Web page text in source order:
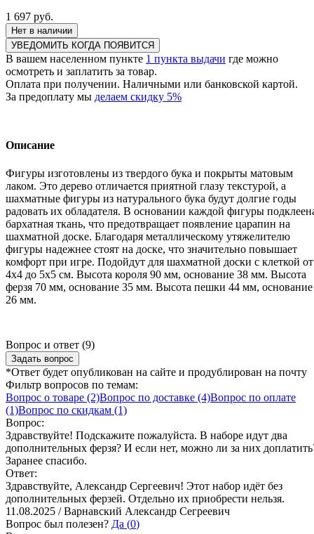
1 697 руб.
Нет в наличии
УВЕДОМИТЬ КОГДА ПОЯВИТСЯ
В вашем населенном пункте 1 пункта выдачи где можно
осмотреть и заплатить за товар.
Оплата при получении. Наличными или банковской картой.
За предоплату мы делаем скидку 5%
Описание
Фигуры изготовлены из твердого бука и покрыты матовым
лаком. Это дерево отличается приятной глазу текстурой, а
шахматные фигуры из натурального бука будут долгие годы
радовать их обладателя. В основании каждой фигуры
бархатная ткань, что предотвращает появление царапин на
шахматной доске. Благодаря металлическому утяжелителю
фигуры надежнее стоят на доске, что значительно повышает
комфорт при игре. Подойдут для шахматной доски с клеткой от
4x4 до 5x5 см. Высота короля 90 мм, основание 38 мм. Высота
ферзя 70 мм, основание 35 мм. Высота пешки 44 мм, основание
26 мм.
Вопрос и ответ (9)
Задать вопрос
*Ответ будет опубликован на сайте и продублирован на почту
Фильтр вопросов по темам:
Вопрос о товаре (2)Вопрос по доставке (4)Вопрос по оплате
(1)Вопрос по скидкам (1)
Вопрос:
Здравствуйте! Подскажите пожалуйста. В наборе идут два
дополнительных ферзя? И если нет, можно ли за них
Заранее спасибо.
Ответ:
Здравствуйте, Александр Сергеевич! Этот набор идёт без
дополнительных ферзей. Отдельно их приобрести нельзя.
11.08.2025 / Варнавский Александр Сегреевич
Вопрос был полезен? Да (0)